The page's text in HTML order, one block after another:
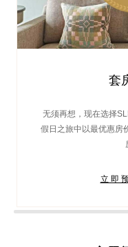
套
无须再想，现在选择
假日之旅中以最优惠房
立 即